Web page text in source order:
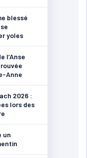
blessé
yoles
l’Anse
Anne
2026 :
lors des
un